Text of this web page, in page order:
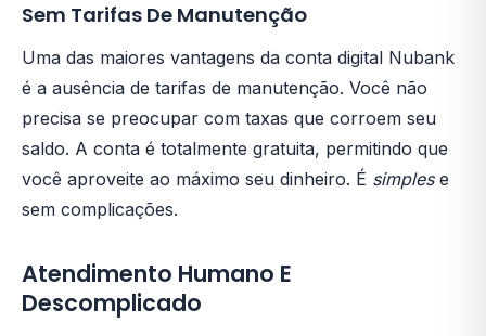
Sem Tarifas De Manutenção
Uma das maiores vantagens da conta digital Nubank
é a ausência de tarifas de manutenção. Você não
precisa se preocupar com taxas que corroem seu
saldo. A conta é totalmente gratuita, permitindo que
você aproveite ao máximo seu dinheiro. É simplese
sem complicações.
Atendimento Humano E
Descomplicado